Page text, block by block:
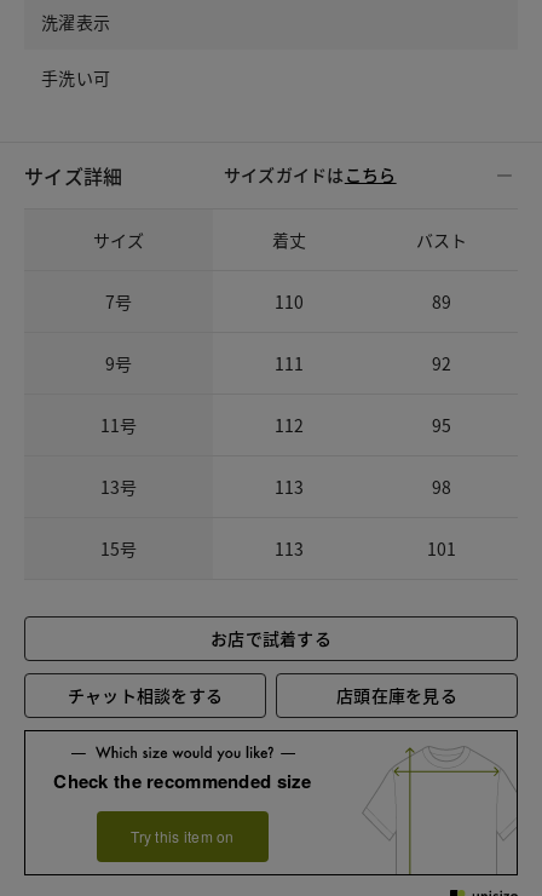
洗濯表示
手洗い可
サイズ詳細 サイズガイドは こちら
サイズ 着丈 バスト
7号 110 89
9号 111 92
11号 112 95
13号 113 98
15号 113 101
お店で試着する
チャット相談をする 店頭在庫を見る
Check the recommended size
Try this item on